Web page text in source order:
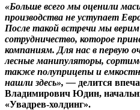
«Больше всего мы оценили
производства не уступает
После такой встречи мы верим
сотрудничество, которое
компаниям. Для нас в первую
лесные манипуляторы,
также полуприцепы и
нашли здесь», — делится
Владимирович Юдин,
«Увадрев-холдинг».